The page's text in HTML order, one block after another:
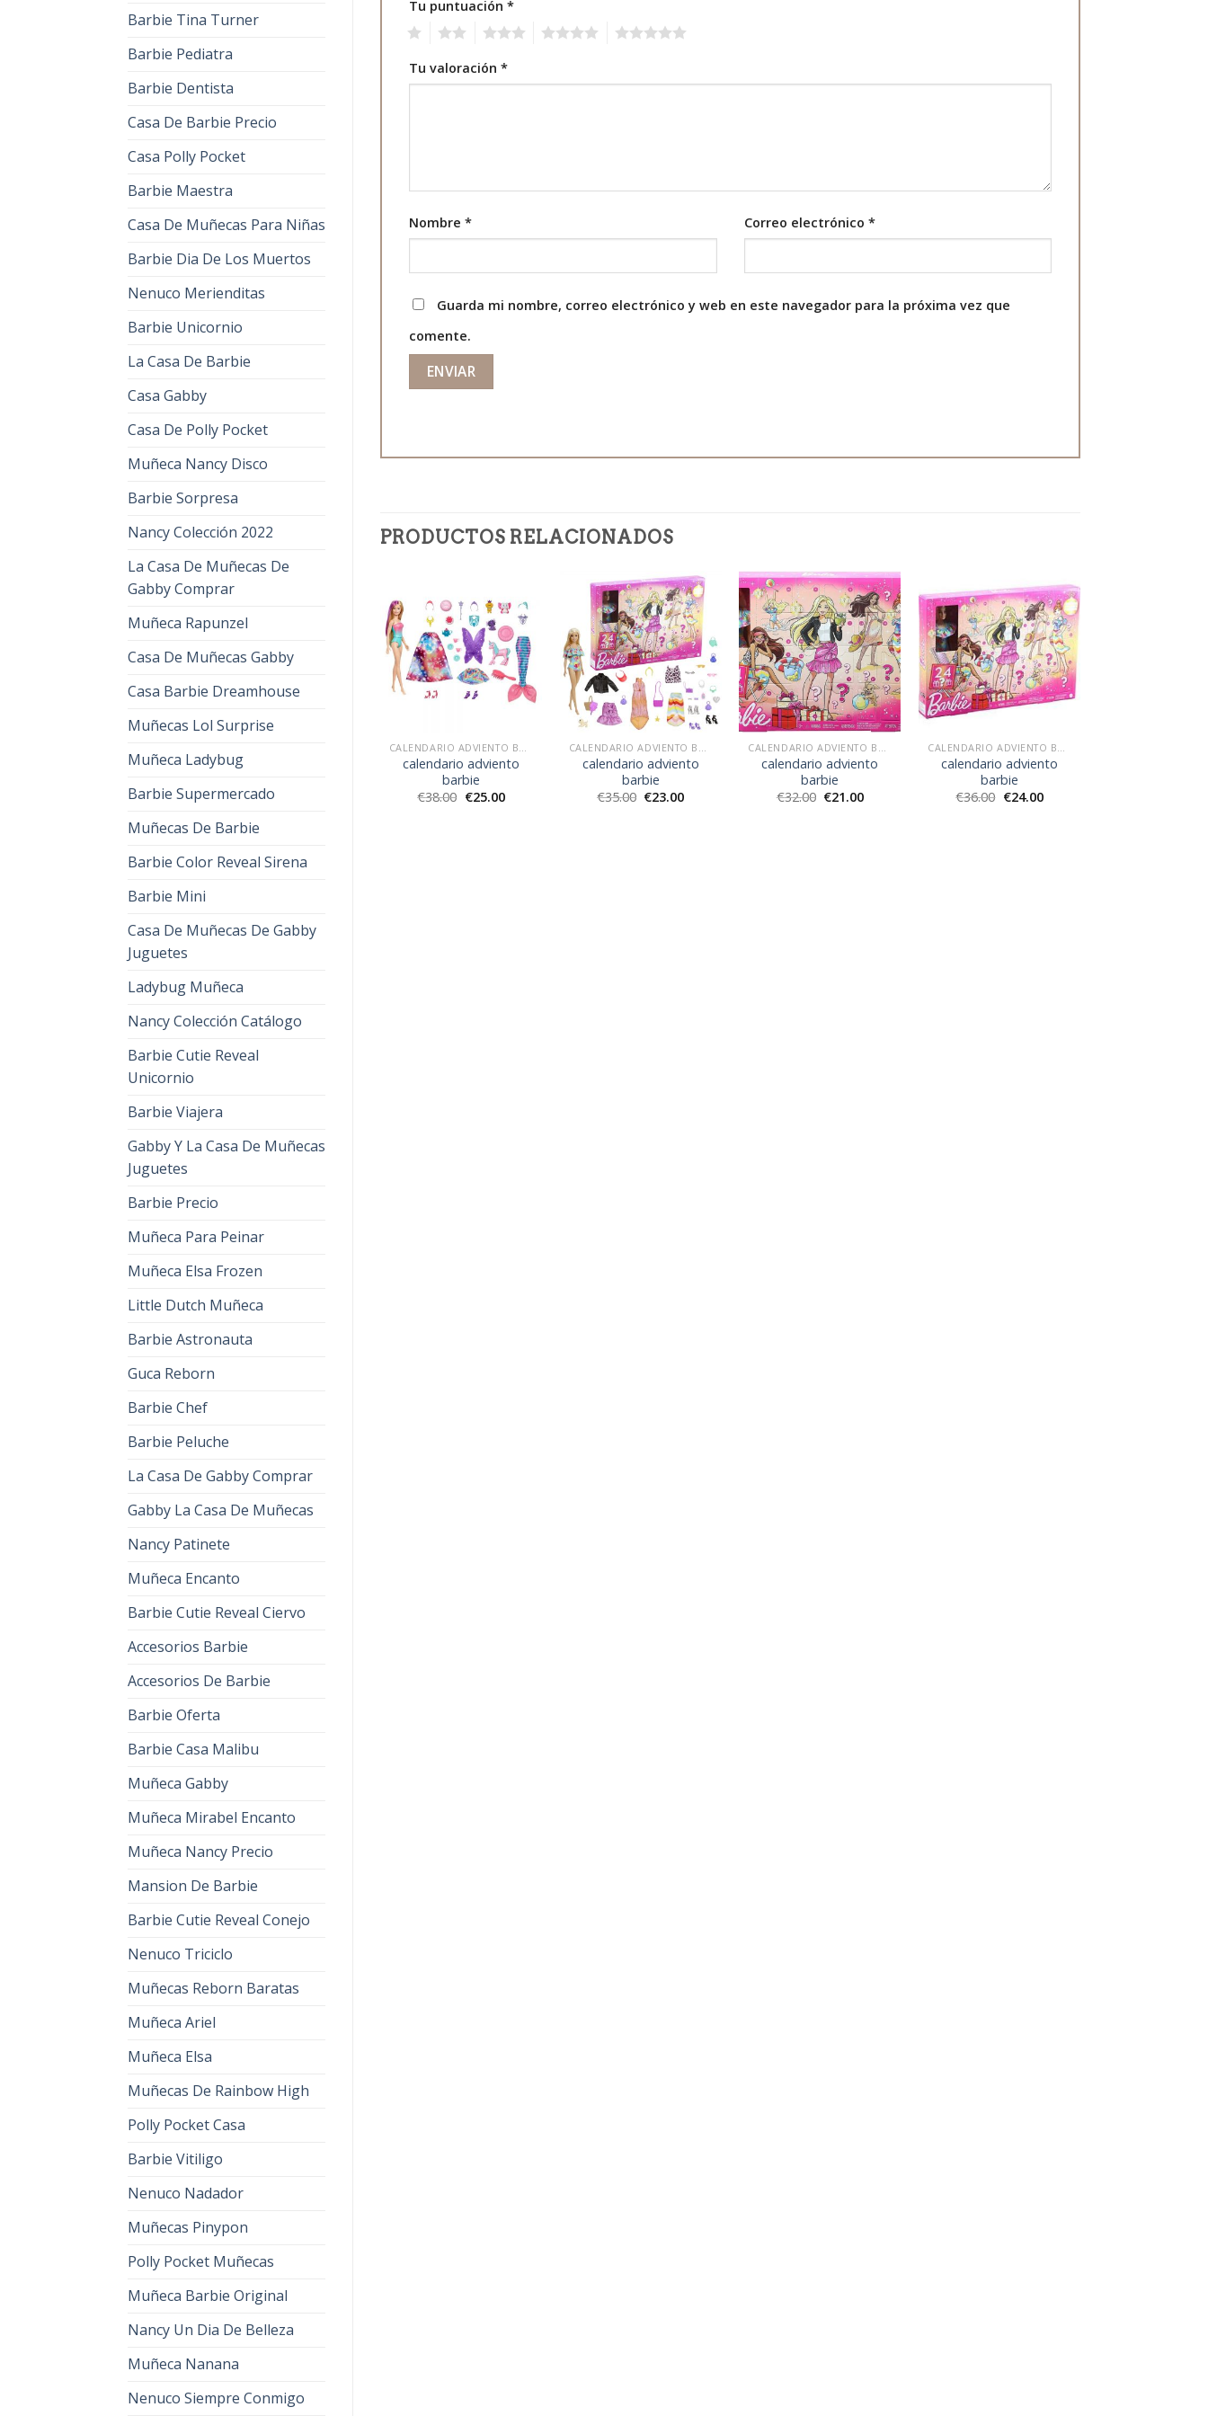
Barbie Tina Turner
Barbie Pediatra
Barbie Dentista
Casa De Barbie Precio
Casa Polly Pocket
Barbie Maestra
Casa De Muñecas Para Niñas
Barbie Dia De Los Muertos
Nenuco Merienditas
Barbie Unicornio
La Casa De Barbie
Casa Gabby
Casa De Polly Pocket
Muñeca Nancy Disco
Barbie Sorpresa
Nancy Colección 2022
La Casa De Muñecas De
Gabby Comprar
Muñeca Rapunzel
Casa De Muñecas Gabby
Casa Barbie Dreamhouse
Muñecas Lol Surprise
Muñeca Ladybug
Barbie Supermercado
Muñecas De Barbie
Barbie Color Reveal Sirena
Barbie Mini
Casa De Muñecas De Gabby
Juguetes
Ladybug Muñeca
Nancy Colección Catálogo
Barbie Cutie Reveal
Unicornio
Barbie Viajera
Gabby Y La Casa De Muñecas
Juguetes
Barbie Precio
Muñeca Para Peinar
Muñeca Elsa Frozen
Little Dutch Muñeca
Barbie Astronauta
Guca Reborn
Barbie Chef
Barbie Peluche
La Casa De Gabby Comprar
Gabby La Casa De Muñecas
Nancy Patinete
Muñeca Encanto
Barbie Cutie Reveal Ciervo
Accesorios Barbie
Accesorios De Barbie
Barbie Oferta
Barbie Casa Malibu
Muñeca Gabby
Muñeca Mirabel Encanto
Muñeca Nancy Precio
Mansion De Barbie
Barbie Cutie Reveal Conejo
Nenuco Triciclo
Muñecas Reborn Baratas
Muñeca Ariel
Muñeca Elsa
Muñecas De Rainbow High
Polly Pocket Casa
Barbie Vitiligo
Nenuco Nadador
Muñecas Pinypon
Polly Pocket Muñecas
Muñeca Barbie Original
Nancy Un Dia De Belleza
Muñeca Nanana
Nenuco Siempre Conmigo
Tu puntuación *
Tu valoración *
Nombre * Correo electrónico *
Guarda mi nombre, correo electrónico y web en este navegador para la próxima vez que
comente.
PRODUCTOS RELACIONADOS
CALENDARIO ADVIENTO BARBIE
calendario adviento
barbie
€38.00 €25.00
CALENDARIO ADVIENTO BARBIE
calendario adviento
barbie
€35.00 €23.00
CALENDARIO ADVIENTO BARBIE
calendario adviento
barbie
€32.00 €21.00
CALENDARIO ADVIENTO BARBIE
calendario adviento
barbie
€36.00 €24.00
calendario adviento
21.00
calendario adviento
€32.00